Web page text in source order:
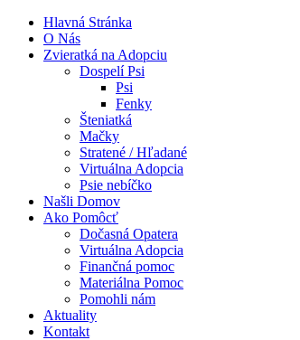
Hlavná Stránka
O Nás
Zvieratká na Adopciu
Dospelí Psi
Psi
Fenky
Šteniatká
Mačky
Stratené / Hľadané
Virtuálna Adopcia
Psie nebíčko
Našli Domov
Ako Pomôcť
Dočasná Opatera
Virtuálna Adopcia
Finančná pomoc
Materiálna Pomoc
Pomohli nám
Aktuality
Kontakt